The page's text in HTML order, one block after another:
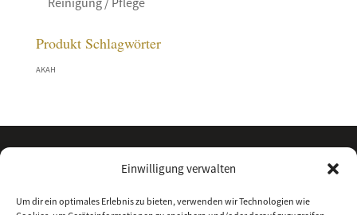
Einwilligung verwalten
Um dir ein optimales Erlebnis zu bieten, verwenden wir Technologien wie
Produkt Schlagwörter
AKAH